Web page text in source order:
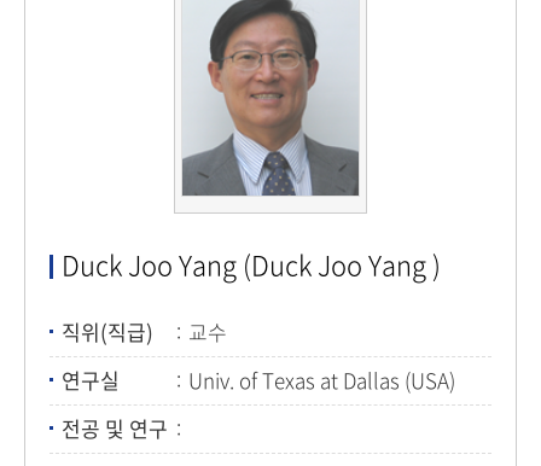
Duck Joo Yang (Duck Joo Yang )
직위(직급)
교수
연구실
Univ. of Texas at Dallas (USA)
전공 및 연구